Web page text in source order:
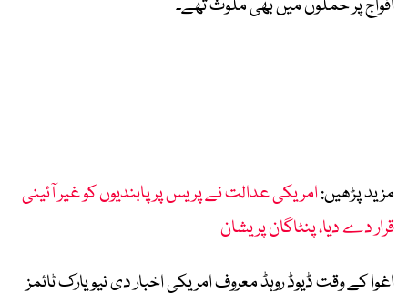
افواج پر حملوں میں بھی ملوث تھے۔
مزید پڑھیں:امریکی عدالت نے پریس پر پابندیوں کو غیر آئینی
قرار دے دیا، پنٹاگان پریشان
اغوا کے وقت ڈیوڈ روہڈ معروف امریکی اخبار دی نیویارک ٹائمز